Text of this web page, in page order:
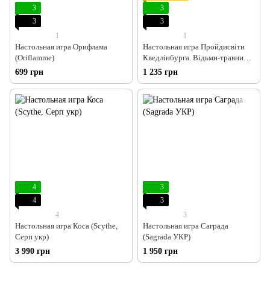
3
3
1
Настольная игра Орифлама
(Oriflamme)
699 грн
3
3
1
Настольная игра Пройдисвіти
Кведлінбурга. Відьми-травниці
(The Herb Witches)
1 235 грн
4
4
4
Настольная игра Коса (Scythe,
Серп укр)
3 990 грн
3
3
3
Настольная игра Саграда
(Sagrada УКР)
1 950 грн